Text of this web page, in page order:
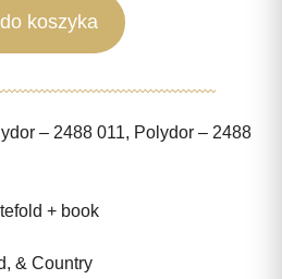
koszyka
– 2488 011, Polydor – 2488
+ book
& Country